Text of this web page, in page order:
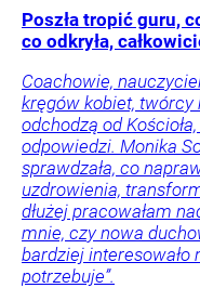
Poszła tropić guru,
co odkryła,
Coachowie,
kręgów kobiet,
odchodzą od
odpowiedzi. Monika
sprawdzała, co
uzdrowienia,
dłużej pracowałam
mnie, czy nowa
bardziej interesowało
potrzebuje”.